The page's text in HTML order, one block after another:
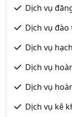
Dịch vụ
Dịch vụ
Dịch vụ
Dịch vụ
Dịch vụ
Dịch vụ kê